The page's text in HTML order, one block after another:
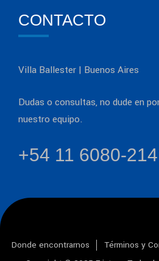
CONTACTO
Villa Ballester | Buenos Aires
Dudas o consultas, no dude en
nuestro equipo.
+54 11 6080-
Donde encontrarnos Términos y